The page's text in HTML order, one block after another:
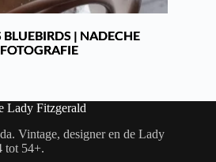
| NADECHE
FOTOGRAFIE
Lady Fitzgerald
Vintage, designer en de Lady
tot 54+.